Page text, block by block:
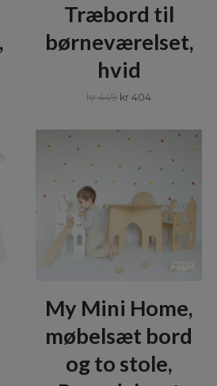
Træbord til
børneværelset,
hvid
kr 449 kr 404
My Mini Home,
møbelsæt bord
og to stole,